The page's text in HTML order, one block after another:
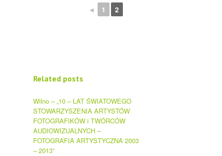
◄ 1 2
Related posts
Wilno – „10 – LAT ŚWIATOWEGO
STOWARZYSZENIA ARTYSTÓW
FOTOGRAFIKÓW i TWÓRCÓW
AUDIOWIZUALNYCH –
FOTOGRAFIA ARTYSTYCZNA 2003
– 2013”